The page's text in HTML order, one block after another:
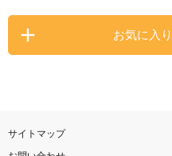
家族や友達と
お気に入
サイトマップ